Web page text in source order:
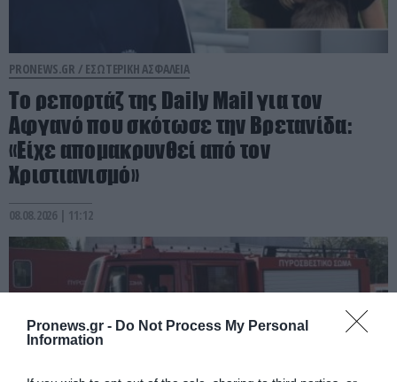
Pronews.gr - Do Not Process My Personal
Information
PRONEWS.GR / ΕΣΩΤΕΡΙΚΗ ΑΣΦΑΛΕΙΑ
Το ρεπορτάζ της Daily Mail για τον
Αφγανό που σκότωσε την Βρετανίδα:
«Είχε απομακρυνθεί από τον
Χριστιανισμό»
08.08.2026 | 11:12